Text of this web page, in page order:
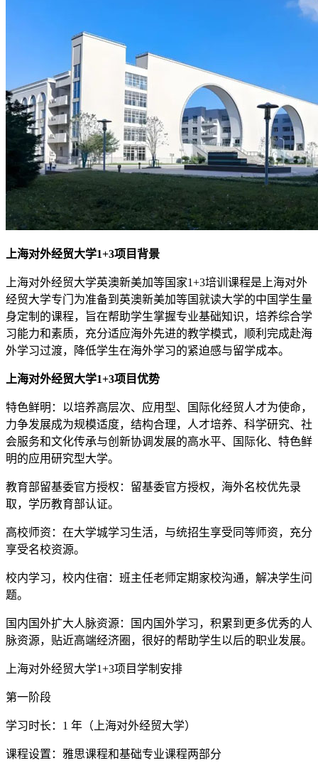
上海对外经贸大学1+3项目背景
上海对外经贸大学英澳新美加等国家1+3培训课程是上海对外
经贸大学专门为准备到英澳新美加等国就读大学的中国学生量
身定制的课程，旨在帮助学生掌握专业基础知识，培养综合学
习能力和素质，充分适应海外先进的教学模式，顺利完成赴海
外学习过渡，降低学生在海外学习的紧迫感与留学成本。
上海对外经贸大学1+3项目优势
特色鲜明：以培养高层次、应用型、国际化经贸人才为使命，
力争发展成为规模适度，结构合理，人才培养、科学研究、社
会服务和文化传承与创新协调发展的高水平、国际化、特色鲜
明的应用研究型大学。
教育部留基委官方授权：留基委官方授权，海外名校优先录
取，学历教育部认证。
高校师资：在大学城学习生活，与统招生享受同等师资，充分
享受名校资源。
校内学习，校内住宿：班主任老师定期家校沟通，解决学生问
题。
国内国外扩大人脉资源：国内国外学习，积累到更多优秀的人
脉资源，贴近高端经济圈，很好的帮助学生以后的职业发展。
上海对外经贸大学1+3项目学制安排
第一阶段
学习时长：1 年（上海对外经贸大学）
课程设置：雅思课程和基础专业课程两部分